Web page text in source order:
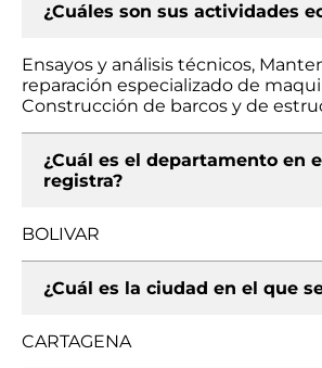
¿Cuáles son sus actividades
Ensayos y análisis técnicos,
reparación especializado de
Construcción de barcos y de
¿Cuál es el departamento en
registra?
BOLIVAR
¿Cuál es la ciudad en el que
CARTAGENA